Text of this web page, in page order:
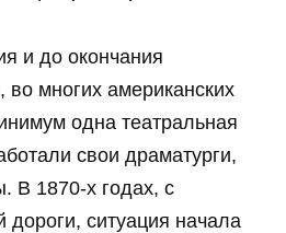
и до окончания
многих американских
одна театральная
свои драматурги,
В 1870-х годах, с
дороги, ситуация начала